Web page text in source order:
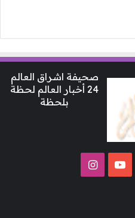
صحيفة اشراق العالم
24 أخبار العالم لحظة
بلحظة
‫YouTubeانستقرام